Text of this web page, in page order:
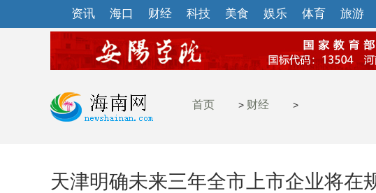
资讯 海口 财经 科技 美食 娱乐 体育 旅游
首页 > 财经 >
天津明确未来三年全市上市企业将在